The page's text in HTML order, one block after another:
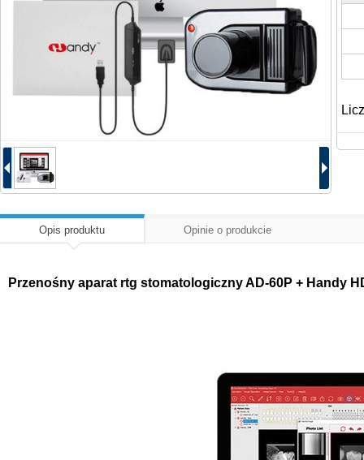
Opis produktu Opinie o produkcie
Przenośny aparat rtg stomatologiczny AD-60P + Handy